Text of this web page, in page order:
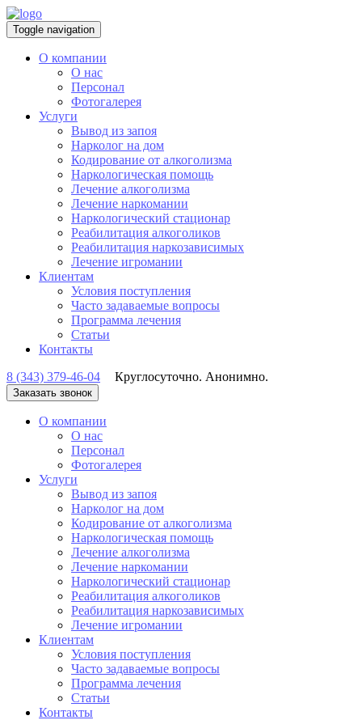
Toggle navigation
О компании
О нас
Персонал
Фотогалерея
Услуги
Вывод из запоя
Нарколог на дом
Кодирование от алкоголизма
Наркологическая помощь
Лечение алкоголизма
Лечение наркомании
Наркологический стационар
Реабилитация алкоголиков
Реабилитация наркозависимых
Лечение игромании
Клиентам
Условия поступления
Часто задаваемые вопросы
Программа лечения
Статьи
Контакты
8 (343) 379-46-04
Круглосуточно. Анонимно.
Заказать звонок
О компании
О нас
Персонал
Фотогалерея
Услуги
Вывод из запоя
Нарколог на дом
Кодирование от алкоголизма
Наркологическая помощь
Лечение алкоголизма
Лечение наркомании
Наркологический стационар
Реабилитация алкоголиков
Реабилитация наркозависимых
Лечение игромании
Клиентам
Условия поступления
Часто задаваемые вопросы
Программа лечения
Статьи
Контакты